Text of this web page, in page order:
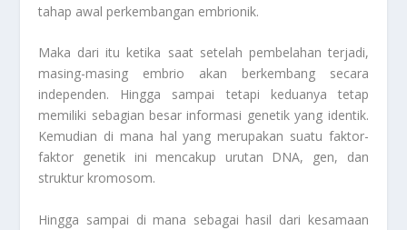
tahap awal perkembangan embrionik.
Maka dari itu ketika saat setelah pembelahan terjadi,
masing-masing embrio akan berkembang secara
independen. Hingga sampai tetapi keduanya tetap
memiliki sebagian besar informasi genetik yang identik.
Kemudian di mana hal yang merupakan suatu faktor-
faktor genetik ini mencakup urutan DNA, gen, dan
struktur kromosom.
Hingga sampai di mana sebagai hasil dari kesamaan